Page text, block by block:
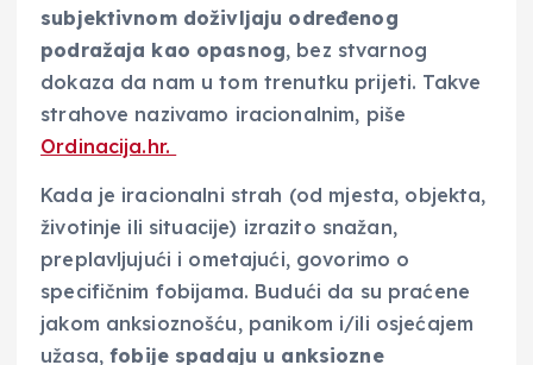
subjektivnom doživljaju određenog
podražaja kao opasnog, bez stvarnog
dokaza da nam u tom trenutku prijeti. Takve
strahove nazivamo iracionalnim, piše
Ordinacija.hr.
Kada je iracionalni strah (od mjesta, objekta,
životinje ili situacije) izrazito snažan,
preplavljujući i ometajući, govorimo o
specifičnim fobijama. Budući da su praćene
jakom anksioznošću, panikom i/ili osjećajem
užasa,fobije spadaju u anksiozne